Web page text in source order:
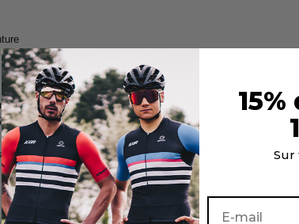
compact qui peut se ranger dans une poche
courtes ou manches longues
et 15 degrés
de sèche-linge et de repassage).
Sur